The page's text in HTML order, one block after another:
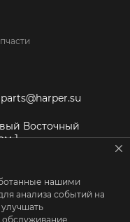
parts@harper.su
Восточный
1
нашими
анализа событий на